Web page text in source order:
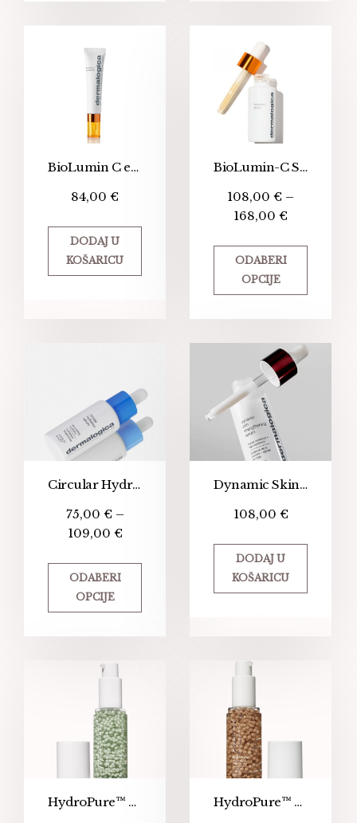
BioLumin C eye serum
84,00 €
DODAJ U
KOŠARICU
BioLumin-C Serum
108,00 € –
168,00 €
ODABERI
OPCIJE
Circular Hydration Serum
75,00 € –
109,00 €
ODABERI
OPCIJE
Dynamic Skin Strengthening Serum
108,00 €
DODAJ U
KOŠARICU
HydroPure™ Color Correcting Serum
HydroPure™ Tinted Serum